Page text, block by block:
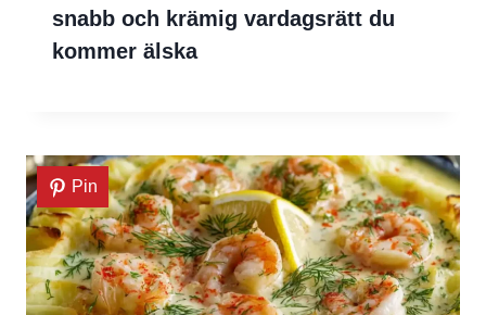
snabb och krämig vardagsrätt du
kommer älska
Pin